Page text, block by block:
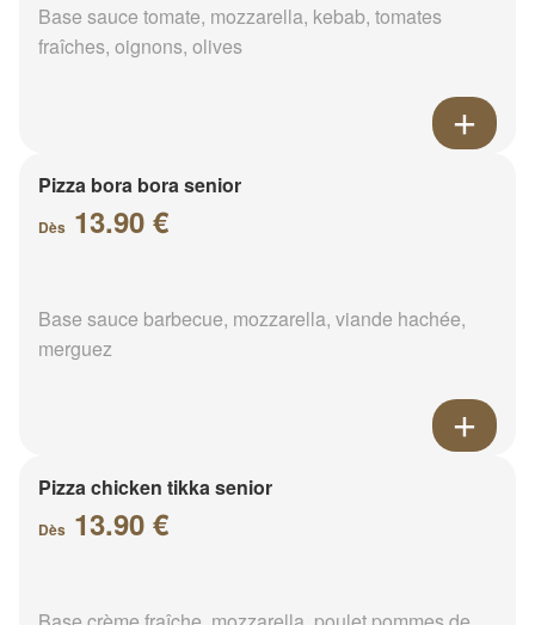
Base sauce tomate, mozzarella, kebab, tomates
fraîches, oignons, olives
Pizza bora bora senior
Dès 13.90 €
Base sauce barbecue, mozzarella, viande hachée,
merguez
Pizza chicken tikka senior
Dès 13.90 €